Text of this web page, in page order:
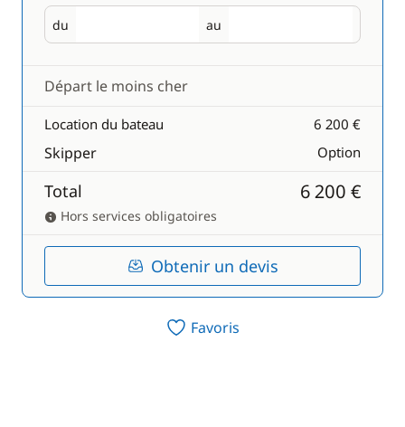
du
Départ au
Retour
Départ le moins cher
Location du bateau 6 200 €
Skipper Option
Total 6 200 €
Hors services obligatoires
Obtenir un devis
Favoris